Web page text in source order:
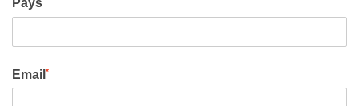
Pays
Email *